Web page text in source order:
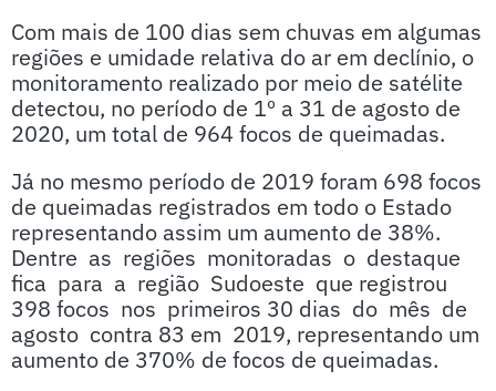
Com mais de 100 dias sem chuvas em algumas
regiões e umidade relativa do ar em declínio, o
monitoramento realizado por meio de satélite
detectou, no período de 1º a 31 de agosto de
2020, um total de 964 focos de queimadas.
Já no mesmo período de 2019 foram 698 focos
de queimadas registrados em todo o Estado
representando assim um aumento de 38%.
Dentre as regiões monitoradas o destaque
fica para a região Sudoeste que registrou
398 focos nos primeiros 30 dias do mês de
agosto contra 83 em 2019, representando um
aumento de 370% de focos de queimadas.